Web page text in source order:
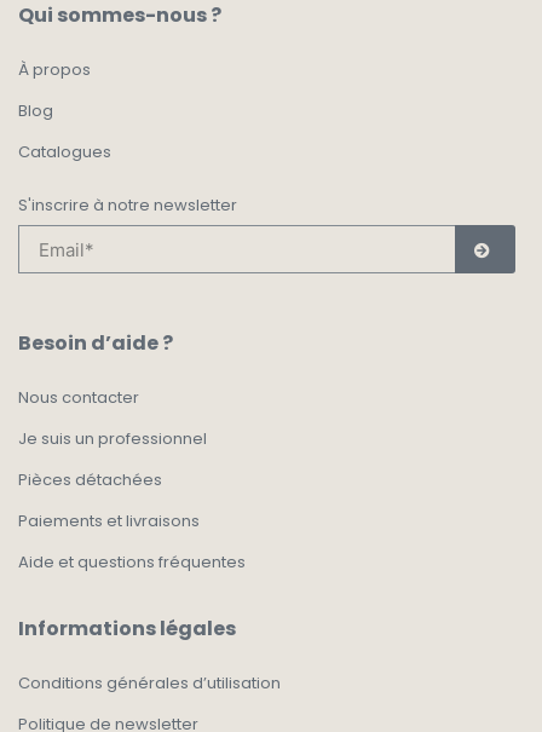
Qui sommes-nous ?
À propos
Blog
Catalogues
S'inscrire à notre newsletter
Besoin d’aide ?
Nous contacter
Je suis un professionnel
Pièces détachées
Paiements et livraisons
Aide et questions fréquentes
Informations légales
Conditions générales d’utilisation
Politique de newsletter